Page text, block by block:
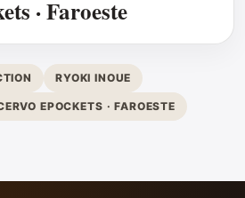
· Faroeste
RYOKI INOUE
EPOCKETS · FAROESTE